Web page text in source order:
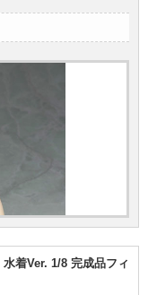
着Ver. 1/8 完成品フィ